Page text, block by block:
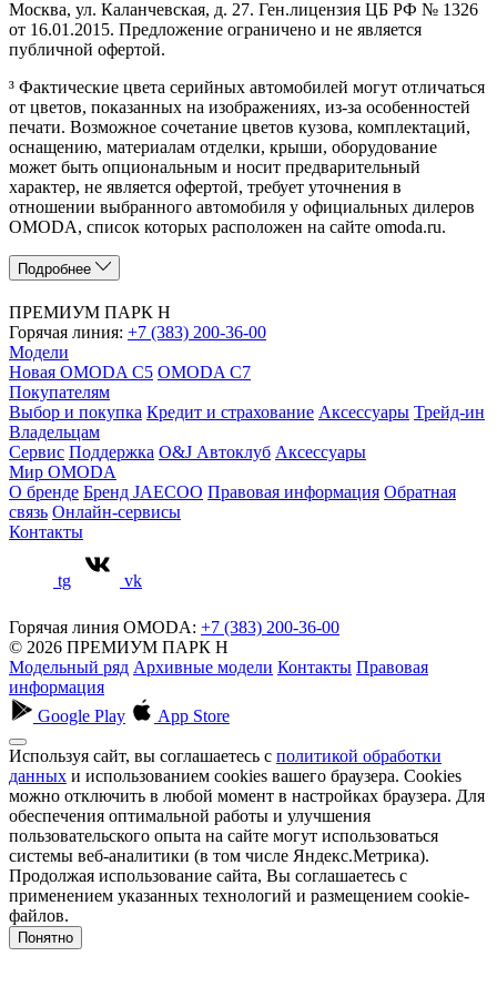
Москва, ул. Каланчевская, д. 27. Ген.лицензия ЦБ РФ № 1326
от 16.01.2015. Предложение ограничено и не является
публичной офертой.
³ Фактические цвета серийных автомобилей могут отличаться
от цветов, показанных на изображениях, из-за особенностей
печати. Возможное сочетание цветов кузова, комплектаций,
оснащению, материалам отделки, крыши, оборудование
может быть опциональным и носит предварительный
характер, не является офертой, требует уточнения в
отношении выбранного автомобиля у официальных дилеров
OMODA, список которых расположен на сайте omoda.ru.
Подробнее
ПРЕМИУМ ПАРК Н
Горячая линия: +7 (383) 200-36-00
Модели
Новая OMODA C5 OMODA C7
Покупателям
Выбор и покупка Кредит и страхование Аксессуары Трейд-ин
Владельцам
Сервис Поддержка O&J Автоклуб Аксессуары
Мир OMODA
О бренде Бренд JAECOO Правовая информация Обратная
связь Онлайн-сервисы
Контакты
tg vk
Горячая линия OMODA: +7 (383) 200-36-00
© 2026 ПРЕМИУМ ПАРК Н
Модельный ряд Архивные модели Контакты Правовая
информация
Google Play
App Store
Используя сайт, вы соглашаетесь с политикой обработки
данных и использованием cookies вашего браузера. Cookies
можно отключить в любой момент в настройках браузера. Для
обеспечения оптимальной работы и улучшения
пользовательского опыта на сайте могут использоваться
системы веб-аналитики (в том числе Яндекс.Метрика).
Продолжая использование сайта, Вы соглашаетесь с
применением указанных технологий и размещением cookie-
файлов.
Понятно